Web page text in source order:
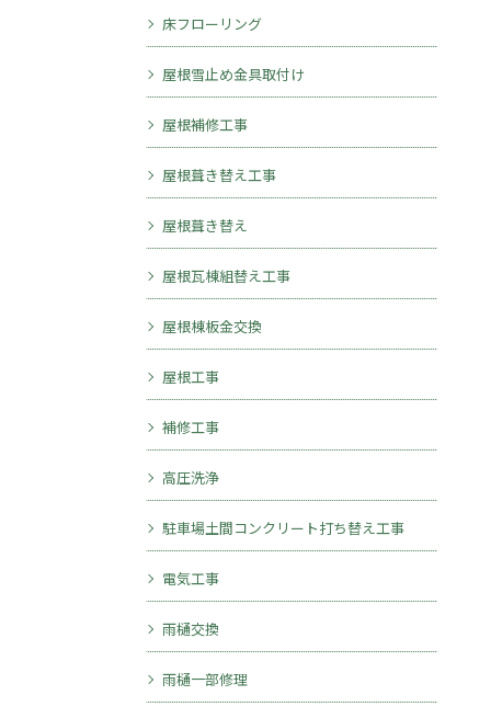
床フローリング
屋根雪止め金具取付け
屋根補修工事
屋根葺き替え工事
屋根葺き替え
屋根瓦棟組替え工事
屋根棟板金交換
屋根工事
補修工事
高圧洗浄
駐車場土間コンクリート打ち替え工事
電気工事
雨樋交換
雨樋一部修理